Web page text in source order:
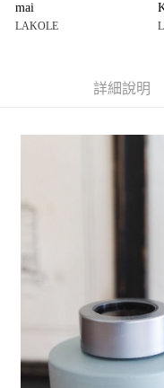
1.本服務由台灣大哥大提供，
3.實際核准額度、可分期數
1.分期款項不併入電信帳單
2.透過簡訊連結打開帳單後，
1.本服務係由「台灣大哥大股
用戶於交易時，得透過本服
買賣價金債權讓與本公司後
2.基於同意付款使用「大哥
資料（包含姓名、電話或地
由本公司與您本人進行分期帳
3.完整用戶服務條款，請詳閱
AFTEE先享後付
AFTEE先享後付是「在收到
２．便利：只要手機號碼，
１．於結帳方式選擇「
３．收到繳費通知簡訊後14
ATM／網路銀行／等多元方
※ 請注意：結帳手續完成當
購買商品的店家。未經商家
後付繳納相關費用。
※ 交易是否成功請以「
是否繳費成功／繳費後需取
客戶支援中心」https://
每筆NT$80，滿NT$888(含
每筆NT$80，滿NT$1,500(
付款後 7-11取貨
每筆NT$80，滿NT$1,500(
宅配
每筆NT$80，滿
mai
LAKOLE
詳細說明